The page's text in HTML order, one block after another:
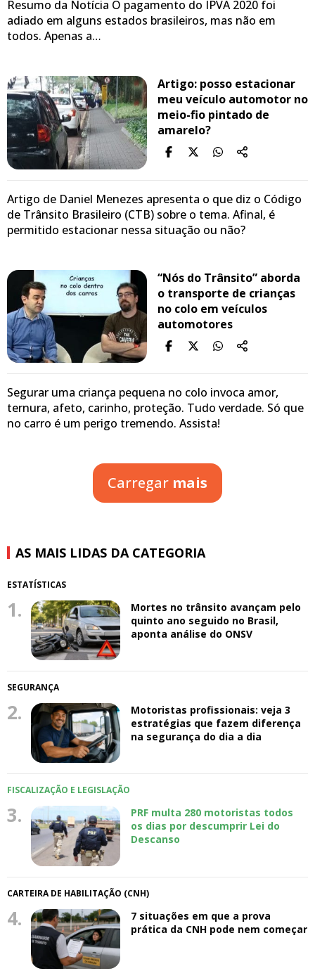
Resumo da Notícia O pagamento do IPVA 2020 foi
adiado em alguns estados brasileiros, mas não em
todos. Apenas a…
Artigo: posso estacionar
meu veículo automotor no
meio-fio pintado de
amarelo?
Artigo de Daniel Menezes apresenta o que diz o Código
de Trânsito Brasileiro (CTB) sobre o tema. Afinal, é
permitido estacionar nessa situação ou não?
“Nós do Trânsito” aborda
o transporte de crianças
no colo em veículos
automotores
Segurar uma criança pequena no colo invoca amor,
ternura, afeto, carinho, proteção. Tudo verdade. Só que
no carro é um perigo tremendo. Assista!
Carregar mais
AS MAIS LIDAS DA CATEGORIA
ESTATÍSTICAS
1.
Mortes no trânsito avançam pelo
quinto ano seguido no Brasil,
aponta análise do ONSV
SEGURANÇA
2.
Motoristas profissionais: veja 3
estratégias que fazem diferença
na segurança do dia a dia
FISCALIZAÇÃO E LEGISLAÇÃO
3.
PRF multa 280 motoristas todos
os dias por descumprir Lei do
Descanso
CARTEIRA DE HABILITAÇÃO (CNH)
4.
7 situações em que a prova
prática da CNH pode nem começar